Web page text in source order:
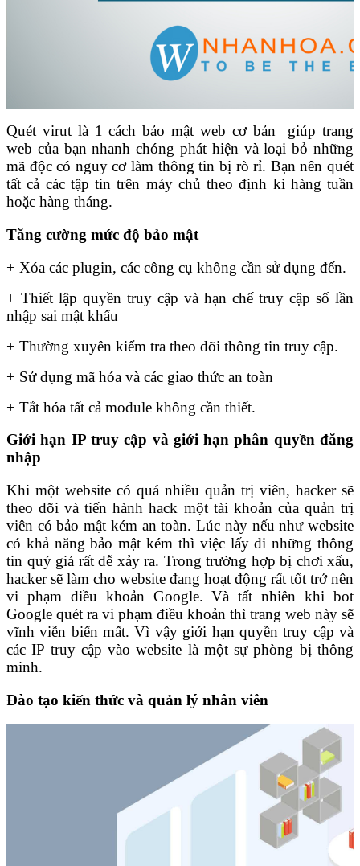
Quét virut là 1 cách bảo mật web cơ bản giúp trang
web của bạn nhanh chóng phát hiện và loại bỏ những
mã độc có nguy cơ làm thông tin bị rò rỉ. Bạn nên quét
tất cả các tập tin trên máy chủ theo định kì hàng tuần
hoặc hàng tháng.
Tăng cường mức độ bảo mật
+ Xóa các plugin, các công cụ không cần sử dụng đến.
+ Thiết lập quyền truy cập và hạn chế truy cập số lần
nhập sai mật khẩu
+ Thường xuyên kiểm tra theo dõi thông tin truy cập.
+ Sử dụng mã hóa và các giao thức an toàn
+ Tắt hóa tất cả module không cần thiết.
Giới hạn IP truy cập và giới hạn phân quyền đăng
nhập
Khi một website có quá nhiều quản trị viên, hacker sẽ
theo dõi và tiến hành hack một tài khoản của quản trị
viên có bảo mật kém an toàn. Lúc này nếu như website
có khả năng bảo mật kém thì việc lấy đi những thông
tin quý giá rất dễ xảy ra. Trong trường hợp bị chơi xấu,
hacker sẽ làm cho website đang hoạt động rất tốt trở nên
vi phạm điều khoản Google. Và tất nhiên khi bot
Google quét ra vi phạm điều khoản thì trang web này sẽ
vĩnh viễn biến mất. Vì vậy giới hạn quyền truy cập và
các IP truy cập vào website là một sự phòng bị thông
minh.
Đào tạo kiến thức và quản lý nhân viên